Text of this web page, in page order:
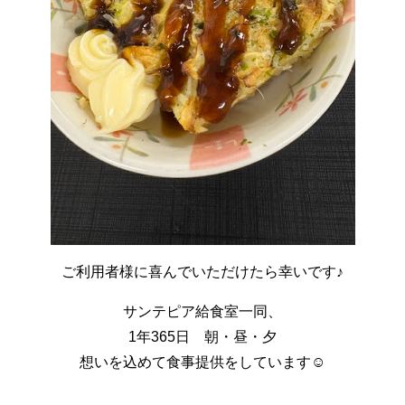
ご利用者様に喜んでいただけたら幸いです♪
サンテピア給食室一同、
1年365日 朝・昼・夕
想いを込めて食事提供をしています☺